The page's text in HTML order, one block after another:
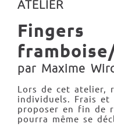
ATELIER
Fingers
par Maxime
Lors de cet atelier,
individuels. Frais
proposer en fin de
pourra même se